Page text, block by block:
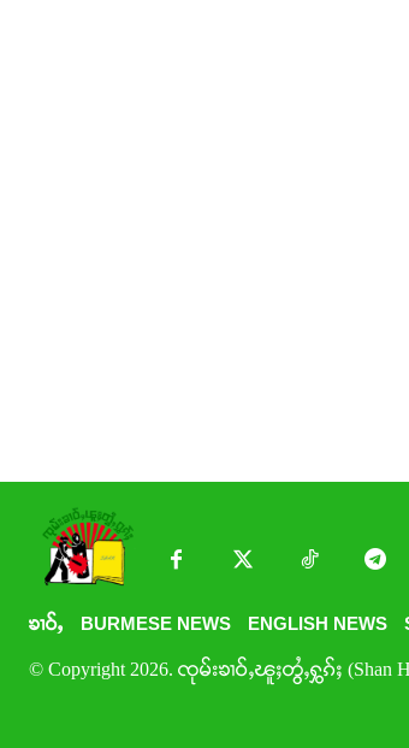
ၶၢဝ်ႇ BURMESE NEWS ENGLISH NEWS
© Copyright 2026. ၸုမ်းၶၢဝ်ႇၽူႈတွႆႇႁွၵ်ႈ (Shan